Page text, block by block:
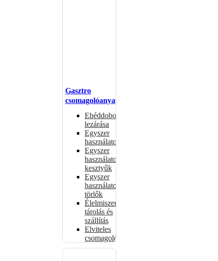
Gasztro
csomagolóanyagok
Ebéddobozok
lezárása
Egyszer
használatos
Egyszer
használatos
kesztyűk
Egyszer
használatos
törlők
Élelmiszer-
tárolás és
szállítás
Elviteles
csomagolóanyagok